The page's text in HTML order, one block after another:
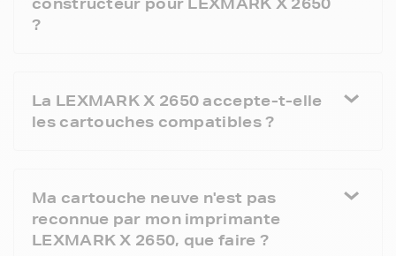
?
La LEXMARK X 2650 accepte-t-elle
les cartouches compatibles ?
Ma cartouche neuve n'est pas
reconnue par mon imprimante
LEXMARK X 2650, que faire ?